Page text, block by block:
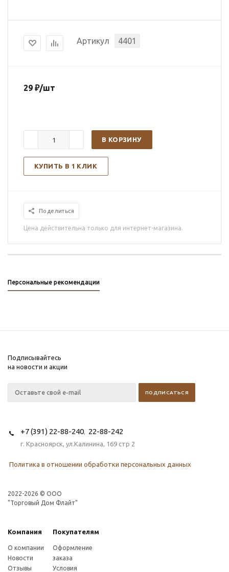
Артикул 4401
29 ₽/шт
В КОРЗИНУ
КУПИТЬ В 1 КЛИК
Поделиться
Цена действительна только для интернет-магазина.
Персональные рекомендации
Подписывайтесь
на новости и акции
+7 (391) 22-88-240, 22-88-242
г. Красноярск, ул.Калинина, 169 стр 2
Политика в отношении обработки персональных данных
2022-2026 © OOO
"Торговый Дом Флайт"
Компания Покупателям
О компании
Новости
Отзывы
Оформление
заказа
Условия